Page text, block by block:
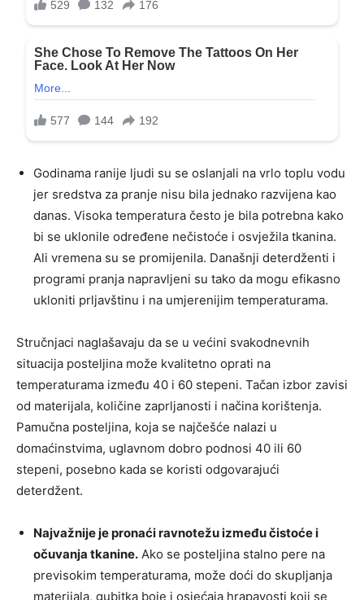
Godinama ranije ljudi su se oslanjali na vrlo toplu vodu
jer sredstva za pranje nisu bila jednako razvijena kao
danas. Visoka temperatura često je bila potrebna kako
bi se uklonile određene nečistoće i osvježila tkanina.
Ali vremena su se promijenila. Današnji deterdženti i
programi pranja napravljeni su tako da mogu efikasno
ukloniti prljavštinu i na umjerenijim temperaturama.
Stručnjaci naglašavaju da se u većini svakodnevnih
situacija posteljina može kvalitetno oprati na
temperaturama između 40 i 60 stepeni. Tačan izbor zavisi
od materijala, količine zaprljanosti i načina korištenja.
Pamučna posteljina, koja se najčešće nalazi u
domaćinstvima, uglavnom dobro podnosi 40 ili 60
stepeni, posebno kada se koristi odgovarajući
deterdžent.
Najvažnije je pronaći ravnotežu između čistoće i
očuvanja tkanine. Ako se posteljina stalno pere na
previsokim temperaturama, može doći do skupljanja
materijala, gubitka boje i osjećaja hrapavosti koji se